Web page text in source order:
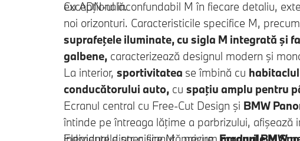
excepţională.
Cu ADN-ul inconfundabil M în fiecare detaliu,
noi orizonturi. Caracteristicile specifice M, precum
suprafeţele iluminate, cu sigla M integrată şi
galbene, caracterizează designul modern şi
La interior, sportivitatea se îmbină cu
conducătorului auto, cu spaţiu amplu pentru
Ecranul central cu Free-Cut Design şi BMW
întinde pe întreaga lăţime a parbrizului, afişează